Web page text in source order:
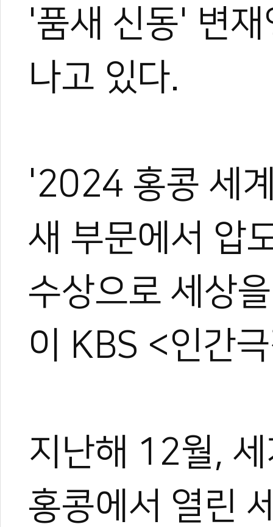
'품새 신동' 변
나고 있다.
'2024 홍콩 세
새 부문에서 압
수상으로 세상
이 KBS <인간
지난해 12월,
홍콩에서 열린